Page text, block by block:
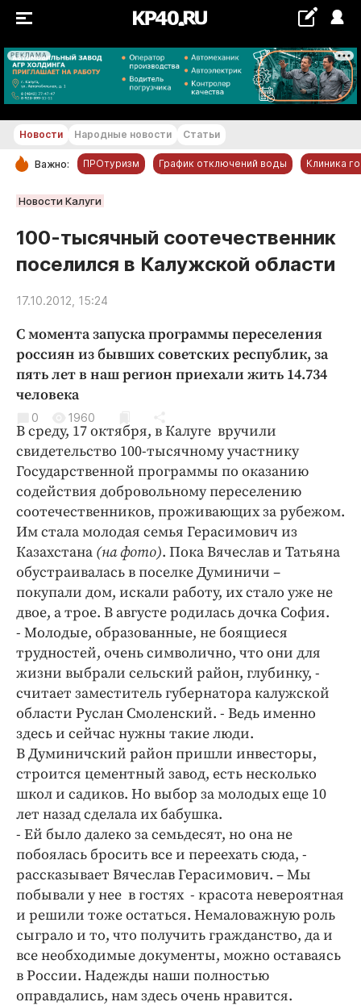
РЕКЛАМА
+20...+21 °С
РУБРИКИ
Статьи
Народные новости
Благоустройство
Криминал
Культура
Недвижимость и ЖКХ
Образование
Общество
Погода
Праздники
Происшествия
Спорт
Экономика и бизнес
ПРОЕКТЫ
Блоги
Издания
Медиаперсона
Интересное чтиво
Клиника года
Бренд года
Работодатель года
Новости Народные новости Статьи
Важно: ПРОтуризм График отключений воды Клиника
Новости Калуги
100-тысячный соотечественник
поселился в Калужской области
17.10.2012, 15:24
С момента запуска программы переселения
россиян из бывших советских республик, за
пять лет в наш регион приехали жить 14.734
человека
0 1960
В среду, 17 октября, в Калуге вручили
свидетельство 100-тысячному участнику
Государственной программы по оказанию
содействия добровольному переселению
соотечественников, проживающих за рубежом.
Им стала молодая семья Герасимович из
Казахстана (на фото). Пока Вячеслав и Татьяна
обустраивалась в поселке Думиничи –
покупали дом, искали работу, их стало уже не
двое, а трое. В августе родилась дочка София.
- Молодые, образованные, не боящиеся
трудностей, очень символично, что они для
жизни выбрали сельский район, глубинку, -
считает заместитель губернатора калужской
области Руслан Смоленский. - Ведь именно
здесь и сейчас нужны такие люди.
В Думиничский район пришли инвесторы,
строится цементный завод, есть несколько
школ и садиков. Но выбор за молодых еще 10
лет назад сделала их бабушка.
- Ей было далеко за семьдесят, но она не
побоялась бросить все и переехать сюда, -
рассказывает Вячеслав Герасимович. – Мы
побывали у нее в гостях - красота невероятная
и решили тоже остаться. Немаловажную роль
сыграло и то, что получить гражданство, да и
все необходимые документы, можно оставаясь
в России. Надежды наши полностью
оправдались, нам здесь очень нравится.